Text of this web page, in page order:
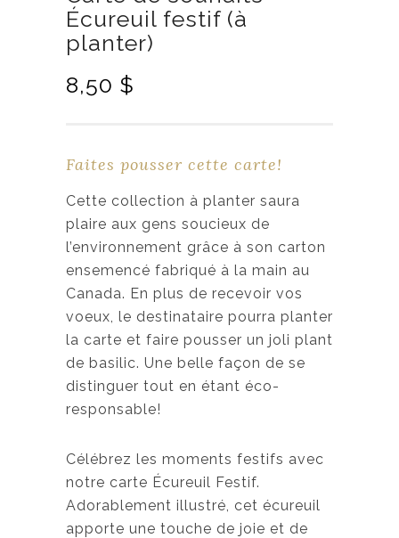
Écureuil festif (à
planter)
8,50 $
Faites pousser cette carte!
Cette collection à planter saura
plaire aux gens soucieux de
l’environnement grâce à son carton
ensemencé fabriqué à la main au
Canada. En plus de recevoir vos
voeux, le destinataire pourra planter
la carte et faire pousser un joli plant
de basilic. Une belle façon de se
distinguer tout en étant éco-
responsable!
Célébrez les moments festifs avec
notre carte Écureuil Festif.
Adorablement illustré, cet écureuil
apporte une touche de joie et de